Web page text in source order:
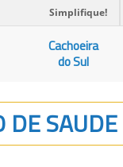
Simplifique!
Cachoeira
do Sul
DE SAUDE